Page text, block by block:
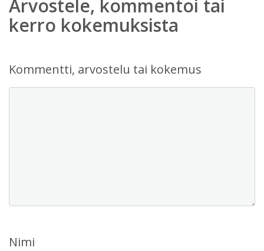
Arvostele, kommentoi tai
kerro kokemuksista
Kommentti, arvostelu tai kokemus
Nimi